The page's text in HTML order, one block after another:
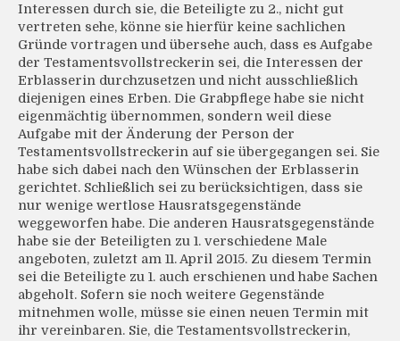
Interessen durch sie, die Beteiligte zu 2., nicht gut
vertreten sehe, könne sie hierfür keine sachlichen
Gründe vortragen und übersehe auch, dass es Aufgabe
der Testamentsvollstreckerin sei, die Interessen der
Erblasserin durchzusetzen und nicht ausschließlich
diejenigen eines Erben. Die Grabpflege habe sie nicht
eigenmächtig übernommen, sondern weil diese
Aufgabe mit der Änderung der Person der
Testamentsvollstreckerin auf sie übergegangen sei. Sie
habe sich dabei nach den Wünschen der Erblasserin
gerichtet. Schließlich sei zu berücksichtigen, dass sie
nur wenige wertlose Hausratsgegenstände
weggeworfen habe. Die anderen Hausratsgegenstände
habe sie der Beteiligten zu 1. verschiedene Male
angeboten, zuletzt am 11. April 2015. Zu diesem Termin
sei die Beteiligte zu 1. auch erschienen und habe Sachen
abgeholt. Sofern sie noch weitere Gegenstände
mitnehmen wolle, müsse sie einen neuen Termin mit
ihr vereinbaren. Sie, die Testamentsvollstreckerin,